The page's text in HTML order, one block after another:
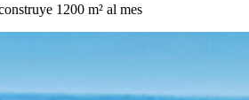
1200 m² al mes